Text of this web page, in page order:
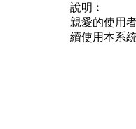
說明︰
親愛的使用
續使用本系